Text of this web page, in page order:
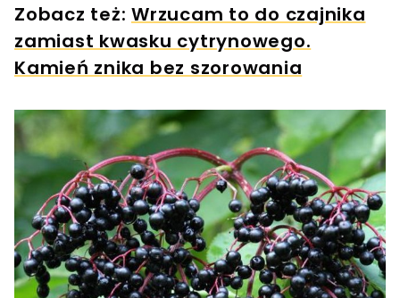
Zobacz też: Wrzucam to do czajnika
zamiast kwasku cytrynowego.
Kamień znika bez szorowania